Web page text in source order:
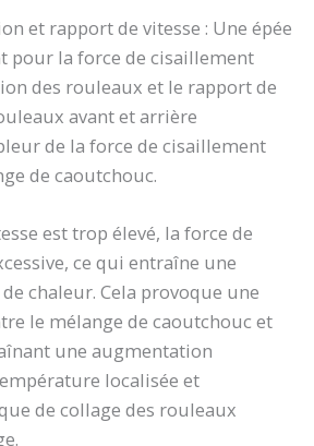
et rapport de vitesse : Une épée
pour la force de cisaillement
des rouleaux et le rapport de
avant et arrière
de la force de cisaillement
de caoutchouc.
est trop élevé, la force de
ce qui entraîne une
chaleur. Cela provoque une
le mélange de caoutchouc et
une augmentation
localisée et
de collage des rouleaux